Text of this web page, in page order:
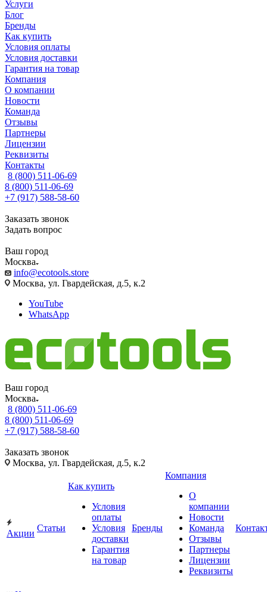
Услуги
Блог
Бренды
Как купить
Условия оплаты
Условия доставки
Гарантия на товар
Компания
О компании
Новости
Команда
Отзывы
Партнеры
Лицензии
Реквизиты
Контакты
8 (800) 511-06-69
8 (800) 511-06-69
+7 (917) 588-58-60
Заказать звонок
Задать вопрос
Ваш город
Москва
info@ecotools.store
Москва, ул. Гвардейская, д.5, к.2
YouTube
WhatsApp
Ваш город
Москва
8 (800) 511-06-69
8 (800) 511-06-69
+7 (917) 588-58-60
Заказать звонок
Москва, ул. Гвардейская, д.5, к.2
Акции
Статьи
Как купить
Условия
оплаты
Условия
доставки
Гарантия
на товар
Бренды
Компания
О
компании
Новости
Команда
Отзывы
Партнеры
Лицензии
Реквизиты